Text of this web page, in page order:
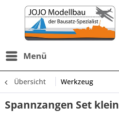
Menü
Übersicht Werkzeug
Spannzangen Set klein